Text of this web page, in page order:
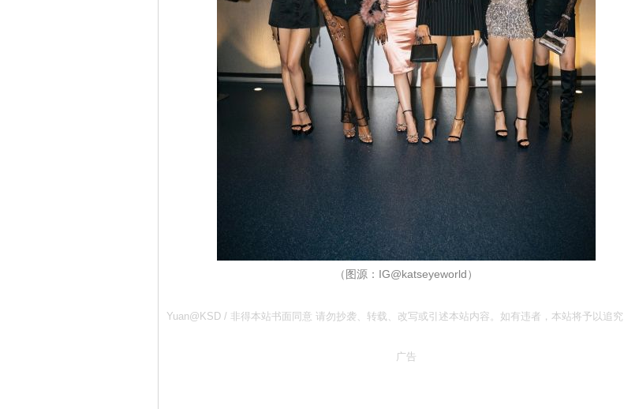
（图源：IG@katseyeworld）
Yuan@KSD / 非得本站书面同意 请勿抄袭、转载、改写或引述本站内容。如有违者，本站将予以追究
广告